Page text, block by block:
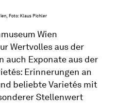
Foto: Klaus Pichler
Wien
Wertvolles aus der
auch Exponate aus der
Erinnerungen an
beliebte Varietés mit
Stellenwert